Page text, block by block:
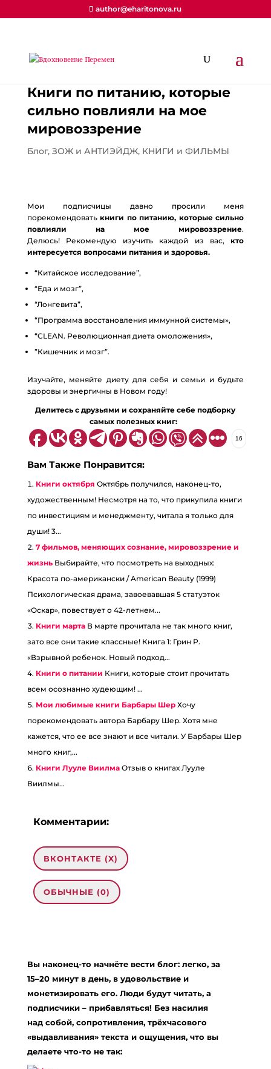
author@eharitonova.ru
Книги по питанию, которые
сильно повлияли на мое
мировоззрение
Блог, ЗОЖ и АНТИЭЙДЖ, КНИГИ и ФИЛЬМЫ
Мои подписчицы давно просили меня
порекомендоватькниги по питанию, которые сильно
повлияли на мое мировоззрение.
Делюсь! Рекомендую изучить каждой из вас,кто
интересуется вопросами питания и здоровья.
“Китайское исследование”,
“Еда и мозг”,
“Лонгевита”,
“Программа восстановления иммунной системы»,
“CLEAN. Революционная диета омоложения»,
”Кишечник и мозг”.
Изучайте, меняйте диету для себя и семьи и будьте
здоровы и энергичны в Новом году!
Делитесь с друзьями и сохраняйте себе подборку
самых полезных книг:
16
Вам Также Понравится:
Книги октября Октябрь получился, наконец-то,
художественным! Несмотря на то, что прикупила книги
по инвестициям и менеджменту, читала я только для
души! 3...
7 фильмов, меняющих сознание, мировоззрение и
жизнь Выбирайте, что посмотреть на выходных:⠀
Красота по-американски / American Beauty (1999)⠀
Психологическая драма, завоевавшая 5 статуэток
«Оскар», повествует о 42-летнем...
Книги марта В марте прочитала не так много книг,
зато все они такие классные! Книга 1: Грин Р.
«Взрывной ребенок. Новый подход...
Книги о питании Книги, которые стоит прочитать
всем осознанно худеющим! ...
Мои любимые книги Барбары Шер Хочу
порекомендовать автора Барбару Шер. Хотя мне
кажется, что ее все знают и все читали. У Барбары Шер
много книг,...
Книги Лууле Виилма Отзыв о книгах Лууле
Виилмы...
Комментарии:
ВКОНТАКТЕ (X)
ОБЫЧНЫЕ (0)
Обязательные поля помечены*
Вы наконец-то начнёте вести блог: легко, за
15–20 минут в день, в удовольствие и
монетизировать его. Люди будут читать, а
подписчики – прибавляться! Без насилия
над собой, сопротивления, трёхчасового
«выдавливания» текста и ощущения, что вы
делаете что-то не так: